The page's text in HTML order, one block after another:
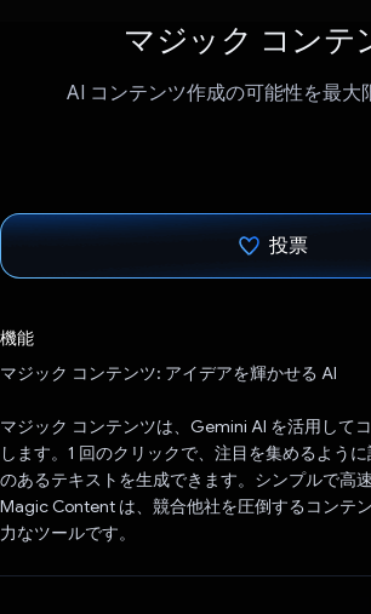
マジック コンテ
AI コンテンツ作成の可能性を最大
投票
機能
マジック コンテンツ: アイデアを輝かせる AI
マジック コンテンツは、Gemini AI を活用して
します。1 回のクリックで、注目を集めるよう
のあるテキストを生成できます。シンプルで高
Magic Content は、競合他社を圧倒するコンテ
力なツールです。